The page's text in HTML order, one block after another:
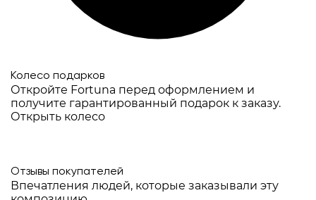
Колесо подарков
Откройте Fortuna перед оформлением и
получите гарантированный подарок к заказу.
Открыть колесо
Отзывы покупателей
Впечатления людей, которые заказывали эту